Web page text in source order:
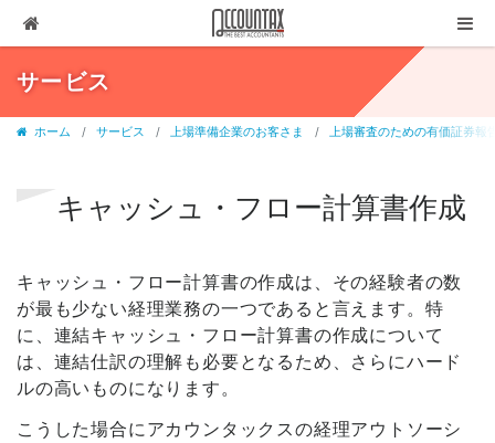
代表ブログ
採用情報
セミナー・講演
03-3237-1311
お問合せ
サービス
ホーム サービス 上場準備企業のお客さま 上場審査のための有価証券報
キャッシュ・フロー計算書作成
キャッシュ・フロー計算書の作成は、その経験者の数
が最も少ない経理業務の一つであると言えます。特
に、連結キャッシュ・フロー計算書の作成について
は、連結仕訳の理解も必要となるため、さらにハード
ルの高いものになります。
こうした場合にアカウンタックスの経理アウトソーシ